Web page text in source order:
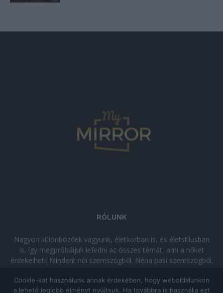
RÓLUNK
Nagyon különbözőek vagyunk, életkorban is, és életstílusban
is, így megpróbáljuk lefedni az összes témát, ami a nőket
érdekelheti. Mindent női szemszögből. Néha pasi szemszögből.
kikapcsolódásra vágysz!
Cookie-kat használunk annak érdekében, hogy weboldalunkon
a lehető legjobb élményt nyújtsuk. Ha továbbra is használja ezt